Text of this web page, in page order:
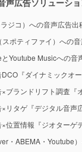
声広告ソリューシ
ジコ）への音声広告出
ポティファイ）への
Youtube Musicへの音
『ダイナミックオー
ブランドリフト調査『
リタゲ『デジタル音声
位置情報『ジオターゲ
・ABEMA・Youtube